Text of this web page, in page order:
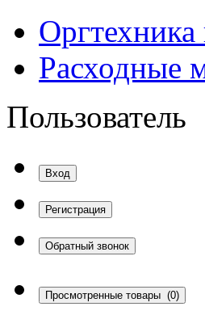
Расходные
Пользователь
Вход
Регистрация
Обратный звонок
Просмотренные товары (0)